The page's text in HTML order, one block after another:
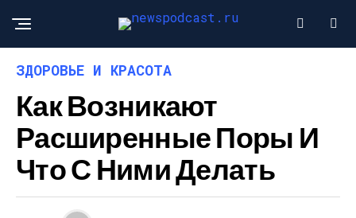
ЗДОРОВЬЕ И КРАСОТА
Как Возникают
Расширенные Поры И
Что С Ними Делать